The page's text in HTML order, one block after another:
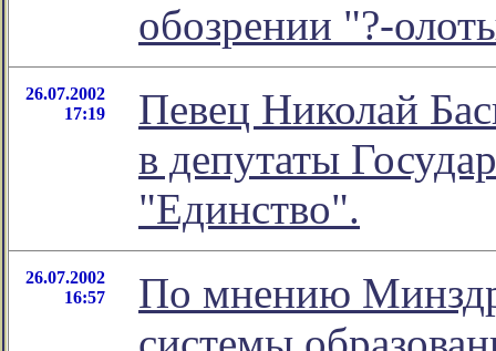
обозрении "?-
26.07.2002
17:19
Певец Николай
в депутаты
"Единство".
26.07.2002
16:57
По мнению